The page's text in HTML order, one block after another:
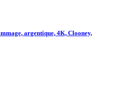
argentique, 4K, Clooney,